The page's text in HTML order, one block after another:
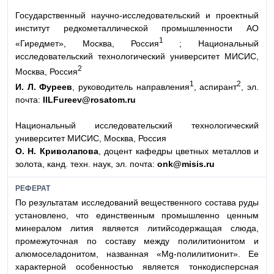
Государственный научно-исследовательский и проектный
институт редкометаллической промышленности АО
«Гиредмет», Москва, Россия1
; Национальный
исследовательский технологический университет МИСИС,
Москва, Россия2
И. Л. Фуреев , руководитель направления1 , аспирант2
, эл.
почта: IlLFureev@rosatom.ru
Национальный исследовательский технологический
университет МИСИС, Москва, Россия
О. Н. Криволапова, доцент кафедры цветных металлов и
золота, канд. техн. наук, эл. почта: onk@misis.ru
РЕФЕРАТ
По результатам исследований вещественного состава руды
установлено, что единственным промышленно ценным
минералом лития является литийсодержащая слюда,
промежуточная по составу между полилитионитом и
алюмоселадонитом, названная «Mg-полилитионит». Ее
характерной особенностью является тонкодисперсная